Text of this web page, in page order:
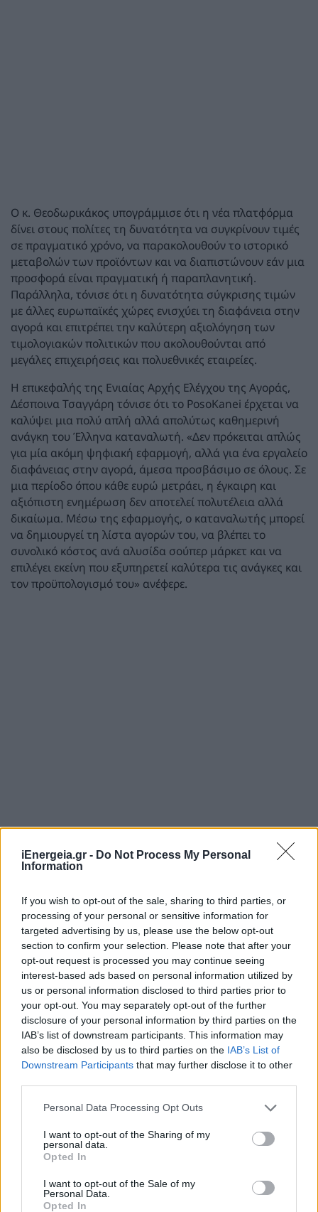
iEnergeia.gr - Do Not Process My Personal
Information
If you wish to opt-out of the sale, sharing to third parties, or
processing of your personal or sensitive information for
targeted advertising by us, please use the below opt-out
section to confirm your selection. Please note that after your
opt-out request is processed you may continue seeing
interest-based ads based on personal information utilized by
us or personal information disclosed to third parties prior to
your opt-out. You may separately opt-out of the further
disclosure of your personal information by third parties on the
IAB’s list of downstream participants. This information may
also be disclosed by us to third parties on the IAB’s List of
Downstream Participants that may further disclose it to other
Personal Data Processing Opt Outs
I want to opt-out of the Sharing of my
personal data.
Opted In
I want to opt-out of the Sale of my
Personal Data.
Opted In
Ο κ. Θεοδωρικάκος υπογράμμισε ότι η νέα πλατφόρμα
δίνει στους πολίτες τη δυνατότητα να συγκρίνουν τιμές
σε πραγματικό χρόνο, να παρακολουθούν το ιστορικό
μεταβολών των προϊόντων και να διαπιστώνουν εάν μια
προσφορά είναι πραγματική ή παραπλανητική.
Παράλληλα, τόνισε ότι η δυνατότητα σύγκρισης τιμών
με άλλες ευρωπαϊκές χώρες ενισχύει τη διαφάνεια στην
αγορά και επιτρέπει την καλύτερη αξιολόγηση των
τιμολογιακών πολιτικών που ακολουθούνται από
μεγάλες επιχειρήσεις και πολυεθνικές εταιρείες.
Η επικεφαλής της Ενιαίας Αρχής Ελέγχου της Αγοράς,
Δέσποινα Τσαγγάρη τόνισε ότι το PosoKanei έρχεται να
καλύψει μια πολύ απλή αλλά απολύτως καθημερινή
ανάγκη του Έλληνα καταναλωτή. «Δεν πρόκειται απλώς
για μία ακόμη ψηφιακή εφαρμογή, αλλά για ένα εργαλείο
διαφάνειας στην αγορά, άμεσα προσβάσιμο σε όλους. Σε
μια περίοδο όπου κάθε ευρώ μετράει, η έγκαιρη και
αξιόπιστη ενημέρωση δεν αποτελεί πολυτέλεια αλλά
δικαίωμα. Μέσω της εφαρμογής, ο καταναλωτής μπορεί
να δημιουργεί τη λίστα αγορών του, να βλέπει το
συνολικό κόστος ανά αλυσίδα σούπερ μάρκετ και να
επιλέγει εκείνη που εξυπηρετεί καλύτερα τις ανάγκες και
τον προϋπολογισμό του» ανέφερε.
Πρόσθεσε τοiEnergeia
στα αγαπημένα σου στη
Google
POSOKANEI ΛΟΓΑΡΙΑΣΜΟΙ ΕΝΕΡΓΕΙΑΣ